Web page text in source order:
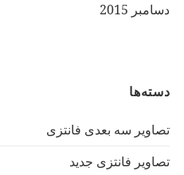
دسامبر 2015
دسته‌ها
تصاویر سه بعدی فانتزی
تصاویر فانتزی جدید